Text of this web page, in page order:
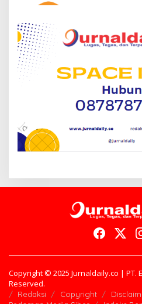
Copyright © 2025 Jurnaldaily.co | PT.
Reserved.
Redaksi Copyright